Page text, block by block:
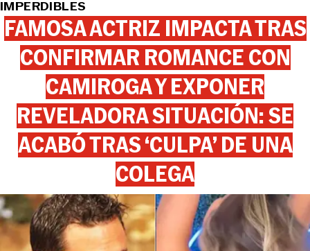
IMPERDIBLES
FAMOSA ACTRIZ IMPACTA TRAS
CONFIRMAR ROMANCE CON
CAMIROGA Y EXPONER
REVELADORA SITUACIÓN: SE
ACABÓ TRAS ‘CULPA’ DE UNA
COLEGA